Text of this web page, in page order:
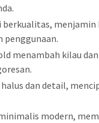
menjamin
penggunaan.
menambah kilau
dan detail,
modern,